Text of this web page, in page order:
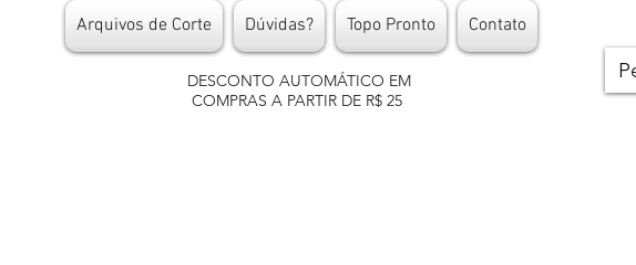
Arquivos de Corte Dúvidas? Topo Pronto Contato
DESCONTO AUTOMÁTICO EM
COMPRAS A PARTIR DE R$ 25